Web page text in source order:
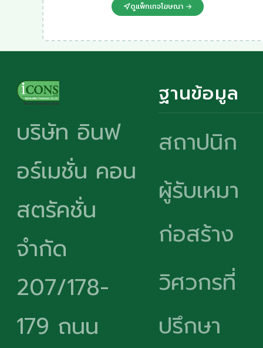
ดูแพ็กเกจโฆษณา →
บริษัท อินฟ
อร์เมชั่น คอน
สตรัคชั่น
จำกัด
207/178-
179 ถนน
ฐานข้อมูล
สถาปนิก
ผู้รับเหมา
ก่อสร้าง
วิศวกรที่
ปรึกษา